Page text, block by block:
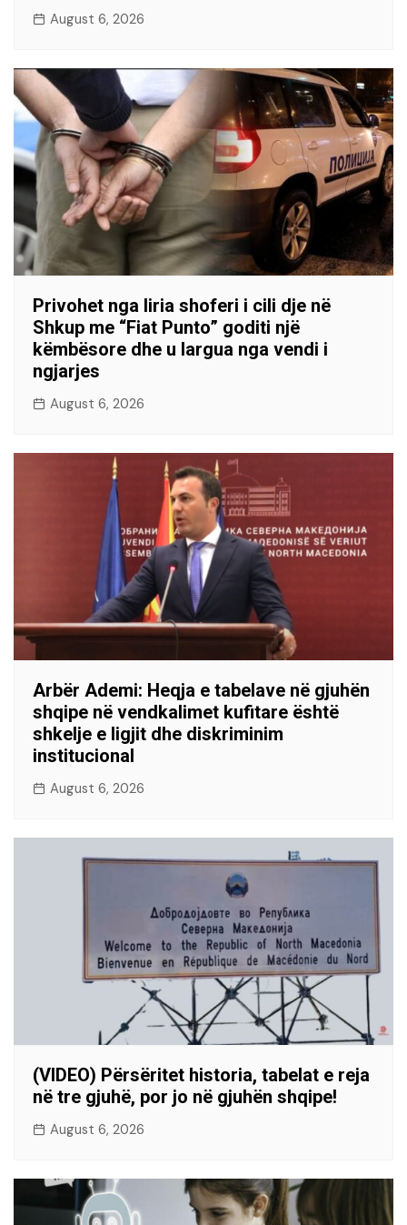
August 6, 2026
Privohet nga liria shoferi i cili dje në
Shkup me “Fiat Punto” goditi një
këmbësore dhe u largua nga vendi i
ngjarjes
August 6, 2026
Arbër Ademi: Heqja e tabelave në gjuhën
shqipe në vendkalimet kufitare është
shkelje e ligjit dhe diskriminim
institucional
August 6, 2026
(VIDEO) Përsëritet historia, tabelat e reja
në tre gjuhë, por jo në gjuhën shqipe!
August 6, 2026